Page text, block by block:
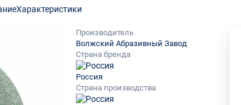
Характеристики
Производитель
Волжский Абразивный Завод
Страна бренда
Россия
Страна производства